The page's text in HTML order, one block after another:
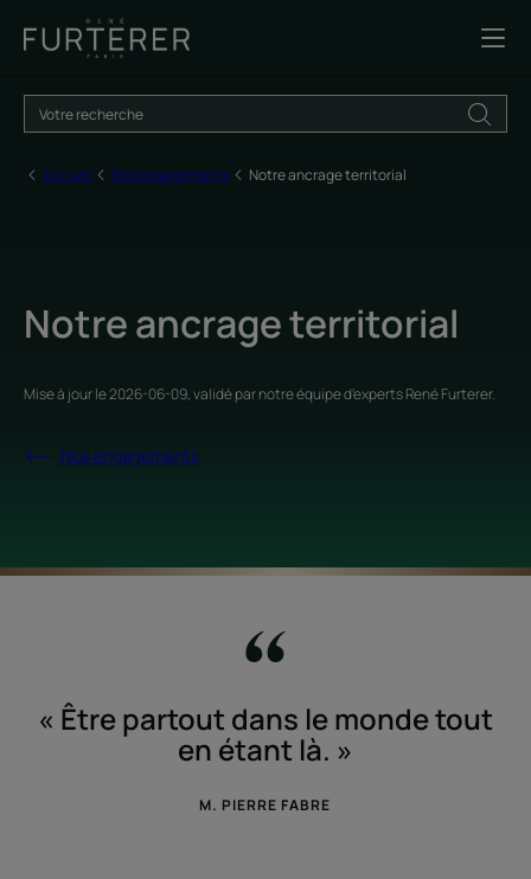
Accueil Nos engagements Notre ancrage territorial
Notre ancrage territorial
Mise à jour le2026-06-09, validé parnotre équipe d'experts René Furterer.
Nos engagements
« Être partout dans le monde tout
en étant là. »
M. PIERRE FABRE